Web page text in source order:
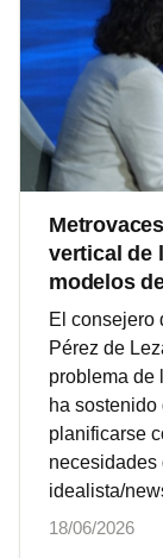
vertical de
modelos
El consejero
Pérez de
problema de
ha
planificarse
necesidades
idealista/
18/06/2026